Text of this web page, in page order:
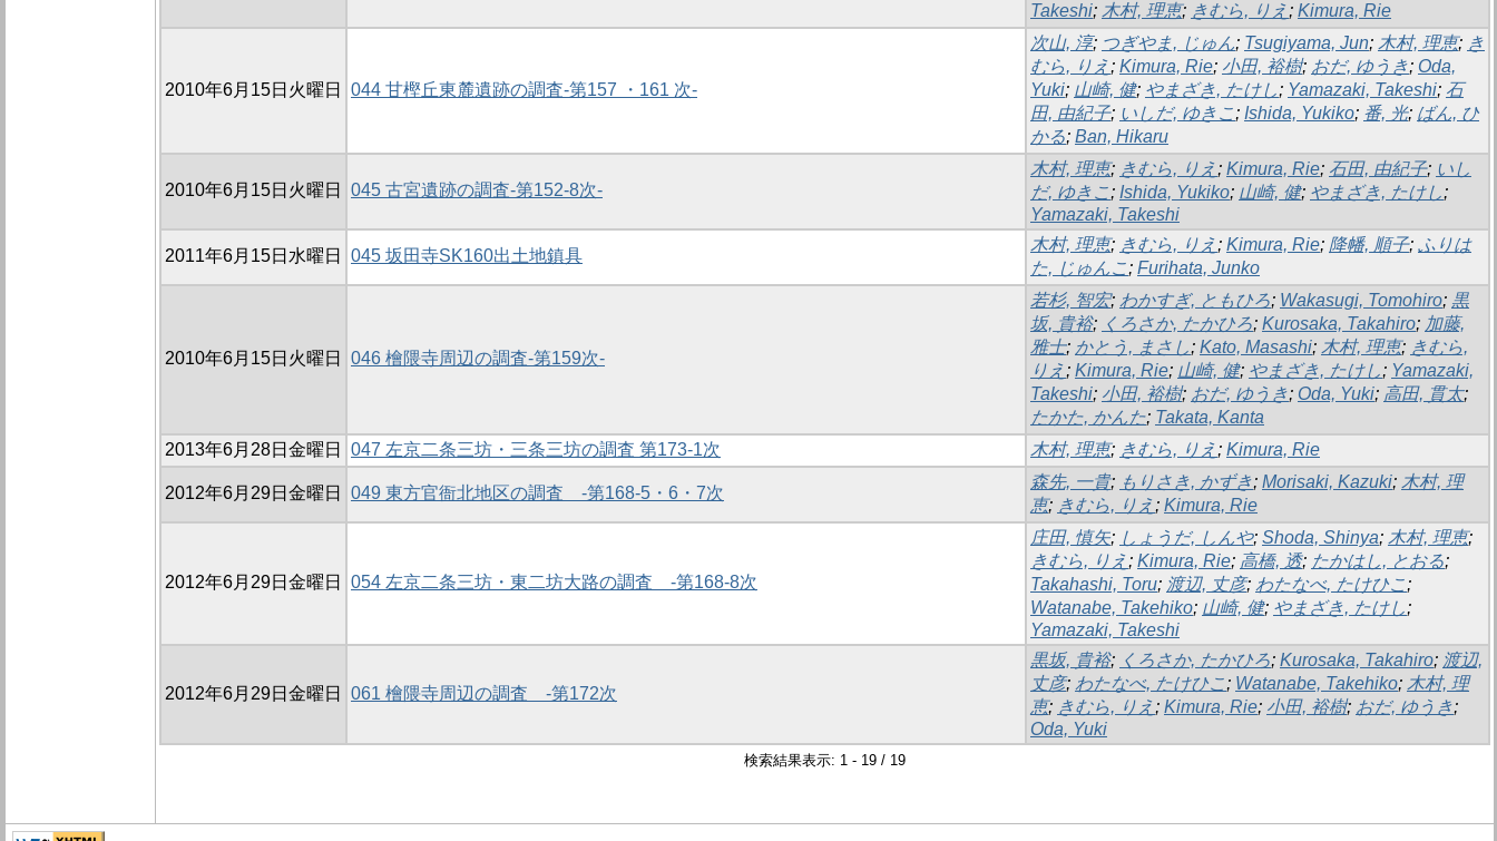
Takeshi; 木村, 理恵; きむら, りえ; Kimura, Rie
2010年6月15日火曜日 044 甘樫丘東麓遺跡の調査-第157 ・161 次-
次山, 淳; つぎやま, じゅん; Tsugiyama, Jun; 木村, 理恵; き
むら, りえ; Kimura, Rie; 小田, 裕樹; おだ, ゆうき; Oda,
Yuki; 山崎, 健; やまざき, たけし; Yamazaki, Takeshi; 石
田, 由紀子; いしだ, ゆきこ; Ishida, Yukiko; 番, 光; ばん, ひ
かる; Ban, Hikaru
2010年6月15日火曜日 045 古宮遺跡の調査-第152-8次-
木村, 理恵; きむら, りえ; Kimura, Rie; 石田, 由紀子; いし
だ, ゆきこ; Ishida, Yukiko; 山崎, 健; やまざき, たけし;
Yamazaki, Takeshi
2011年6月15日水曜日 045 坂田寺SK160出土地鎮具
木村, 理恵; きむら, りえ; Kimura, Rie; 降幡, 順子; ふりは
た, じゅんこ; Furihata, Junko
2010年6月15日火曜日 046 檜隈寺周辺の調査-第159次-
若杉, 智宏; わかすぎ, ともひろ; Wakasugi, Tomohiro; 黒
坂, 貴裕; くろさか, たかひろ; Kurosaka, Takahiro; 加藤,
雅士; かとう, まさし; Kato, Masashi; 木村, 理恵; きむら,
りえ; Kimura, Rie; 山崎, 健; やまざき, たけし; Yamazaki,
Takeshi; 小田, 裕樹; おだ, ゆうき; Oda, Yuki; 高田, 貫太;
たかた, かんた; Takata, Kanta
2013年6月28日金曜日
047 左京二条三坊・三条三坊の調査 第173-1次 木村, 理恵; きむら, りえ; Kimura, Rie
2012年6月29日金曜日 049 東方官衙北地区の調査 -第168-5・6・7次
森先, 一貴; もりさき, かずき; Morisaki, Kazuki; 木村, 理
恵; きむら, りえ; Kimura, Rie
2012年6月29日金曜日 054 左京二条三坊・東二坊大路の調査 -第168-8次
庄田, 慎矢; しょうだ, しんや; Shoda, Shinya; 木村, 理恵;
きむら, りえ; Kimura, Rie; 高橋, 透; たかはし, とおる;
Takahashi, Toru; 渡辺, 丈彦; わたなべ, たけひこ;
Watanabe, Takehiko; 山崎, 健; やまざき, たけし;
Yamazaki, Takeshi
2012年6月29日金曜日 061 檜隈寺周辺の調査 -第172次
黒坂, 貴裕; くろさか, たかひろ; Kurosaka, Takahiro; 渡辺,
丈彦; わたなべ, たけひこ; Watanabe, Takehiko; 木村, 理
恵; きむら, りえ; Kimura, Rie; 小田, 裕樹; おだ, ゆうき;
Oda, Yuki
検索結果表示: 1 - 19 / 19